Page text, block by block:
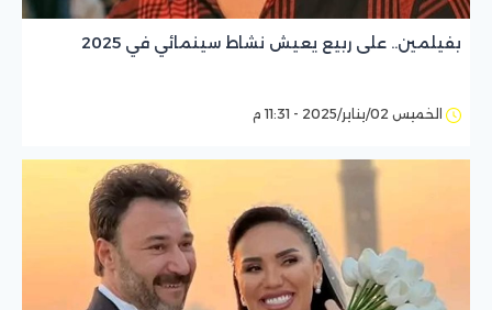
بفيلمين.. على ربيع يعيش نشاط سينمائي في 2025
الخميس 02/يناير/2025 - 11:31 م